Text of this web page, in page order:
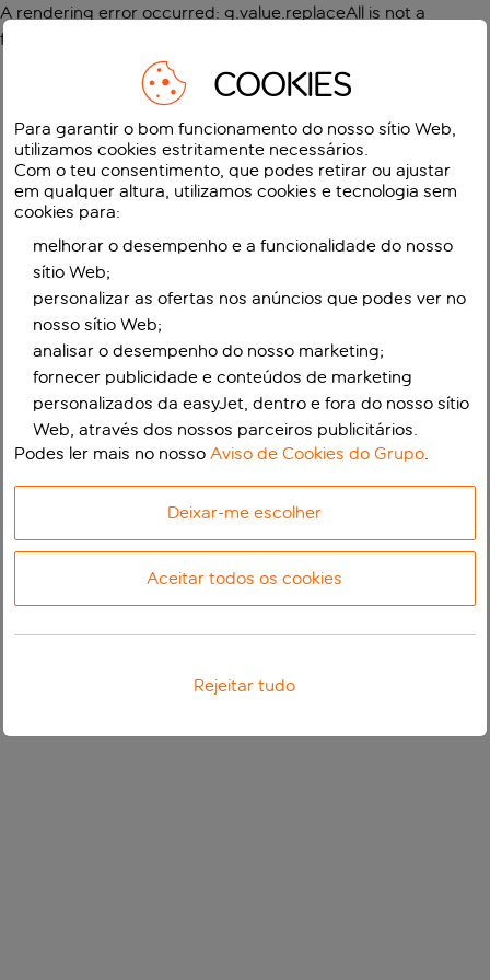
A rendering error occurred: g.value.replaceAll is not a
function
COOKIES
Para garantir o bom funcionamento do nosso sítio Web,
utilizamos cookies estritamente necessários.
Com o teu consentimento, que podes retirar ou ajustar
em qualquer altura, utilizamos cookies e tecnologia sem
cookies para:
melhorar o desempenho e a funcionalidade do nosso
sítio Web;
personalizar as ofertas nos anúncios que podes ver no
nosso sítio Web;
analisar o desempenho do nosso marketing;
fornecer publicidade e conteúdos de marketing
personalizados da easyJet, dentro e fora do nosso sítio
Web, através dos nossos parceiros publicitários.
Podes ler mais no nossoAviso de Cookies do Grupo.
Deixar-me escolher
Aceitar todos os cookies
Rejeitar tudo